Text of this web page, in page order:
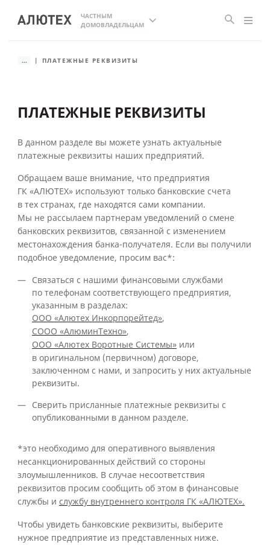
ЧАСТНЫМ
ДОМОВЛАДЕЛЬЦАМ
... ПЛАТЕЖНЫЕ РЕКВИЗИТЫ
ПЛАТЕЖНЫЕ РЕКВИЗИТЫ
В данном разделе вы можете узнать актуальные
платежные реквизиты наших предприятий.
Обращаем ваше внимание, что предприятия
ГК «АЛЮТЕХ» используют только банковские счета
в тех странах, где находятся сами компании.
Мы не рассылаем партнерам уведомлений о смене
банковских реквизитов, связанной с изменением
местонахождения банка-получателя. Если вы получили
подобное уведомление, просим вас*:
Cвязаться с нашими финансовыми службами
по телефонам соответствующего предприятия,
указанным в разделах:
ООО «Алютех Инкорпорейтед»,
СООО «АлюминТехно»,
ООО «Алютех Воротные Системы» или
в оригинальном (первичном) договоре,
заключенном с нами, и запросить у них актуальные
реквизиты.
Сверить присланные платежные реквизиты с
опубликованными в данном разделе.
*это необходимо для оперативного выявления
несанкционированных действий со стороны
злоумышленников. В случае несоответствия
реквизитов просим сообщить об этом в финансовые
службы и службу внутреннего контроля ГК «АЛЮТЕХ».
Чтобы увидеть банковские реквизиты, выберите
нужное предприятие из представленных ниже.